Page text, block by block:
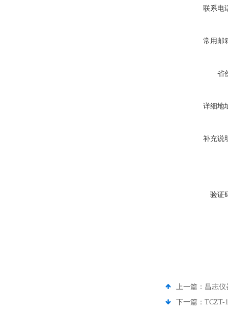
联系电
常用邮
省
详细地
补充说
验证
上一篇： 昌志仪
下一篇： TCZT-